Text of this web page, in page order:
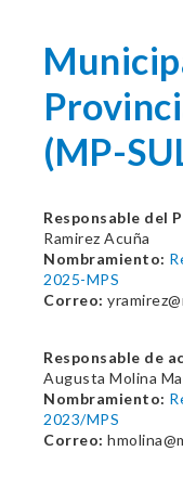
(MP-
Responsable del
Ramirez Acuña
Nombramiento:
2025-MPS
Correo:
Responsable de
Augusta Molina
Nombramiento:
2023/MPS
Correo: